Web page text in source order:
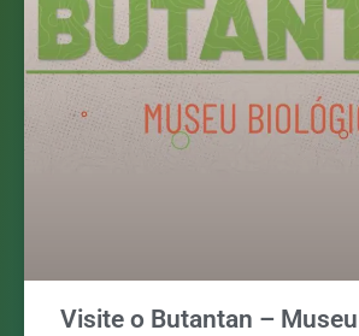
Visite o Butantan –